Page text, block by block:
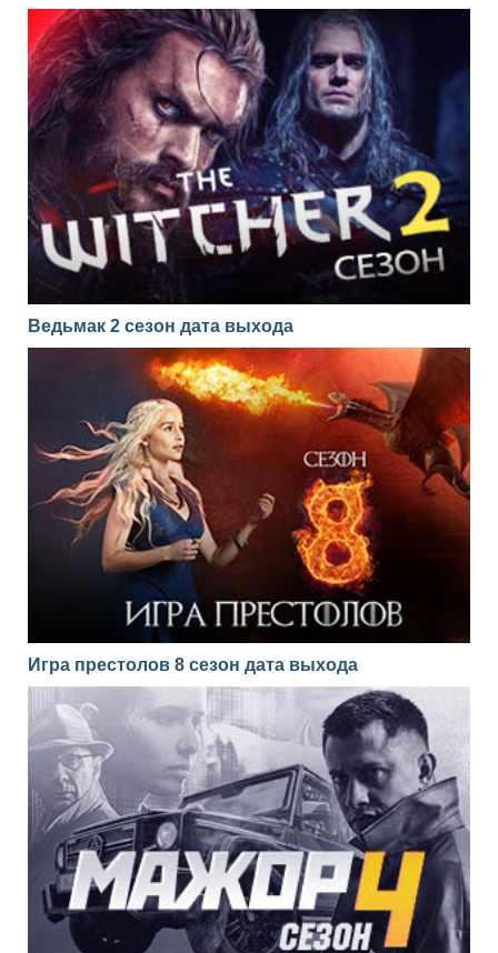
Ведьмак 2 сезон дата выхода
Игра престолов 8 сезон дата выхода